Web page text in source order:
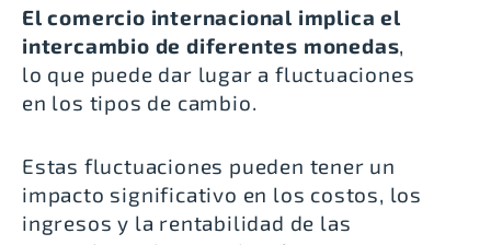
El comercio internacional implica el
intercambio de diferentes monedas,
lo que puede dar lugar a fluctuaciones
en los tipos de cambio.
Estas fluctuaciones pueden tener un
impacto significativo en los costos, los
ingresos y la rentabilidad de las